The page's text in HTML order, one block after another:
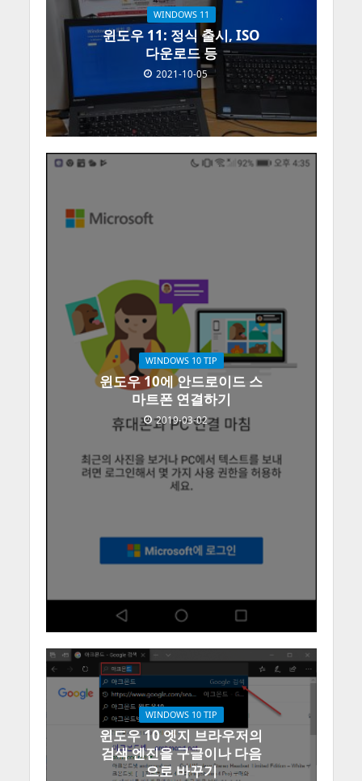
WINDOWS 11
윈도우 11: 정식 출시, ISO
다운로드 등
2021-10-05
WINDOWS 10 TIP
윈도우 10에 안드로이드 스
마트폰 연결하기
2019-03-02
WINDOWS 10 TIP
윈도우 10 엣지 브라우저의
검색 엔진을 구글이나 다음
으로 바꾸기